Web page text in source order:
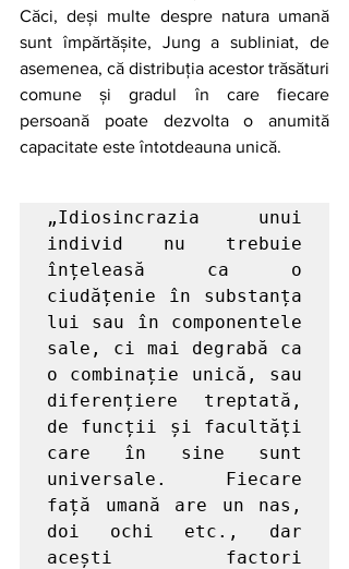
Căci, deși multe despre natura umană
sunt împărtășite, Jung a subliniat, de
asemenea, că distribuția acestor trăsături
comune și gradul în care fiecare
persoană poate dezvolta o anumită
capacitate este întotdeauna unică.
„Idiosincrazia unui
individ nu trebuie
înțeleasă ca o
ciudățenie în substanța
lui sau în componentele
sale, ci mai degrabă ca
o combinație unică, sau
diferențiere treptată,
de funcții și facultăți
care în sine sunt
universale. Fiecare
față umană are un nas,
doi ochi etc., dar
acești factori